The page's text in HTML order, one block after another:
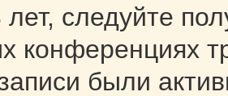
следуйте
конференциях
были